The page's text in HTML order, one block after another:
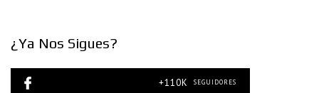
¿Ya Nos Sigues?
+110K SEGUIDORES